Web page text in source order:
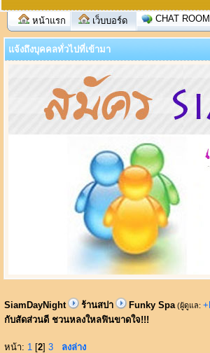
หน้าแรก เว็บบอร์ด CHAT ROOM
แจ้งถึงบุคคลทั่วไปที่เข้ามา
SiamDayNight ร้านสปา Funky Spa (ผู้ดูแล:
กับสัดส่วนดี ชวนหลงใหลฟินขาดใจ!!!
หน้า: 1 [2] 3 ลงล่าง